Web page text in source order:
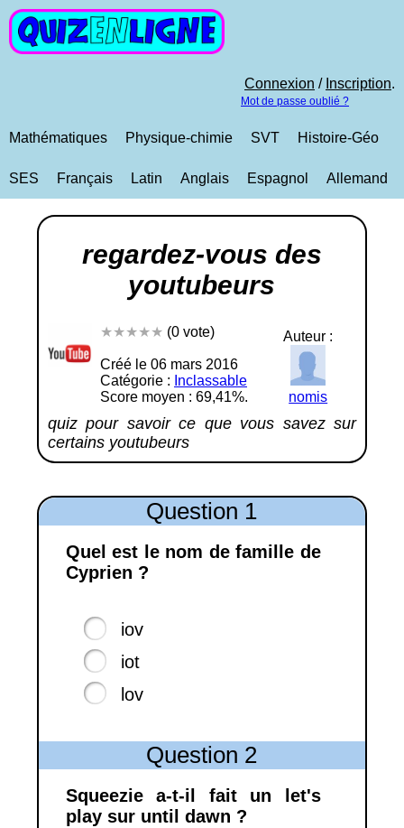
Connexion / Inscription.
Mot de passe oublié ?
Mathématiques Physique-chimie SVT Histoire-Géo
SES Français Latin Anglais Espagnol Allemand
regardez-vous des
youtubeurs
★★★★★ (0 vote)
Créé le 06 mars 2016
Catégorie : Inclassable
Score moyen : 69,41%.
Auteur :
nomis
quiz pour savoir ce que vous savez sur
certains youtubeurs
Question 1
Quel est le nom de famille de
Cyprien ?
iov
iot
lov
Question 2
Squeezie a-t-il fait un let's
play sur until dawn ?